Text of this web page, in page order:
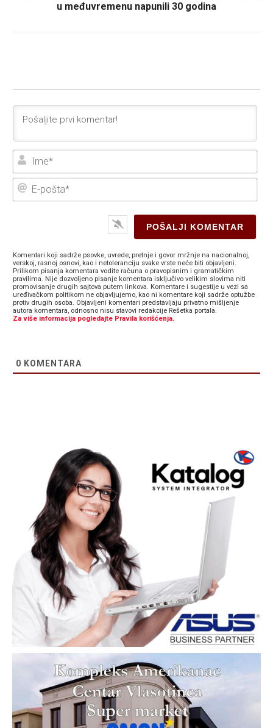
u međuvremenu napunili 30 godina
E-
Komentari koji sadrže psovke, uvrede, pretnje i govor mržnje na nacionalnoj,
verskoj, rasnoj osnovi, kao i netoleranciju svake vrste neće biti objavljeni.
Prilikom pisanja komentara vodite računa o pravopisnim i gramatičkim
pravilima. Nije dozvoljeno pisanje komentara isključivo velikim slovima niti
promovisanje drugih sajtova putem linkova. Komentare i sugestije u vezi sa
uređivačkom politikom ne objavljujemo, kao ni komentare koji sadrže optužbe
protiv drugih osoba. Objavljeni komentari predstavljaju privatno mišljenje
autora komentara, odnosno nisu stavovi redakcije Rešetka portala.
Za više informacija pogledajte Pravila korišćenja.
0 KOMENTARA